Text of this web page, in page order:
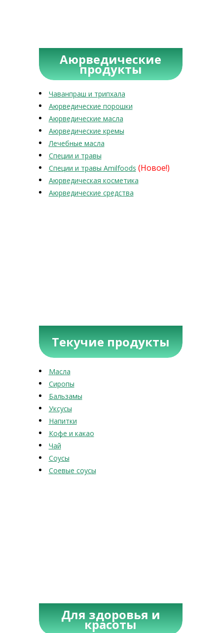
Аюрведические
продукты
Чаванпраш и трипхала
Аюрведические порошки
Аюрведические масла
Аюрведические кремы
Лечебные масла
Специи и травы
Специи и травы Amilfoods (Новое!)
Аюрведическая косметика
Аюрведические средства
Текучие продукты
Масла
Сиропы
Бальзамы
Уксусы
Напитки
Кофе и какао
Чай
Соусы
Соевые соусы
Для здоровья и
красоты